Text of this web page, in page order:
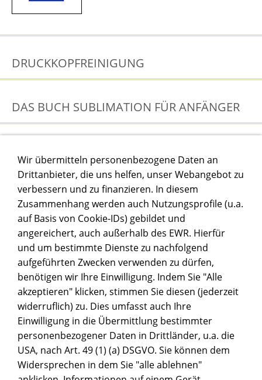
DRUCKKOPFREINIGUNG
DAS BUCH SUBLIMATION FÜR ANFÄNGER
SUBLIAMTIONSARTIKEL
GIC SUBLIMATIONSTINTE
Hat dir einer unser Beiträge gefallen oder geholfen?
Dann würden wir uns über eine Tasse Kaffee oder Tee
freuen damit wir mit offenen Augen weitermachen
Wir übermitteln personenbezogene Daten an
Drittanbieter, die uns helfen, unser Webangebot zu
verbessern und zu finanzieren. In diesem
Zusammenhang werden auch Nutzungsprofile (u.a.
auf Basis von Cookie-IDs) gebildet und
angereichert, auch außerhalb des EWR. Hierfür
und um bestimmte Dienste zu nachfolgend
aufgeführten Zwecken verwenden zu dürfen,
benötigen wir Ihre Einwilligung. Indem Sie "Alle
akzeptieren" klicken, stimmen Sie diesen (jederzeit
widerruflich) zu. Dies umfasst auch Ihre
Einwilligung in die Übermittlung bestimmter
personenbezogener Daten in Drittländer, u.a. die
USA, nach Art. 49 (1) (a) DSGVO. Sie können dem
Widersprechen in dem Sie "alle ablehnen"